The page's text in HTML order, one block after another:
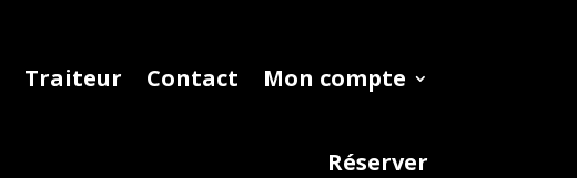
Traiteur Contact Mon compte
Réserver